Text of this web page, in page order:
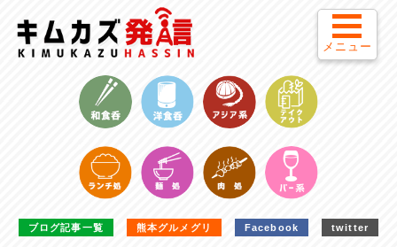
ブログ記事一覧 熊本グルメグリ Facebook twitter
メニュー